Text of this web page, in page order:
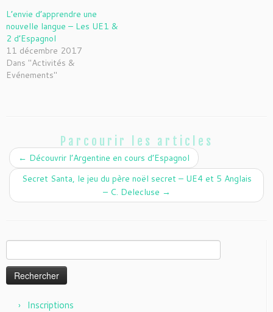
L’envie d’apprendre une
nouvelle langue – Les UE1 &
2 d’Espagnol
11 décembre 2017
Dans "Activités &
Evénements"
Parcourir les articles
← Découvrir l’Argentine en cours d’Espagnol
Secret Santa, le jeu du père noël secret – UE4 et 5 Anglais
– C. Delecluse →
Rechercher :
Inscriptions